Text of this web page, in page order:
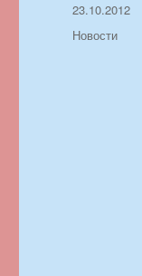
Автор
Опубликовано
23.10.2012
Рубрики
Новости